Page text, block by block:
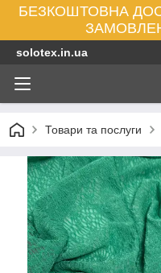
БЕЗКОШТОВНА
solotex.in.ua
Товари та послуги